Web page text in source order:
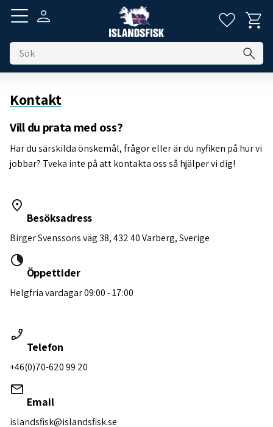
Favoriter
Kontakt
Vill du prata med oss?
Har du särskilda önskemål, frågor eller är du nyfiken på hur vi
jobbar? Tveka inte på att kontakta oss så hjälper vi dig!
Besöksadress
Birger Svenssons väg 38, 432 40 Varberg, Sverige
Öppettider
Helgfria vardagar 09:00 - 17:00
Telefon
+46(0)70-620 99 20
Email
islandsfisk@islandsfisk.se